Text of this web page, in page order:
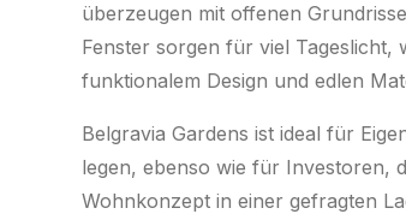
überzeugen mit offenen
Fenster sorgen für viel Tageslicht,
funktionalem Design und edlen
Belgravia Gardens ist ideal für
legen, ebenso wie für Investoren,
Wohnkonzept in einer gefragten